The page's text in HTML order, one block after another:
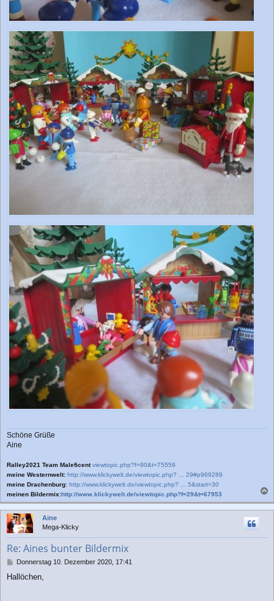
Schöne Grüße
Aine
Ralley2021 Team Maleficent viewtopic.php?f=90&t=75559
meine Westernwelt: http://www.klickywelt.de/viewtopic.php? ... 29#p969289
meine Drachenburg: http://www.klickywelt.de/viewtopic.php? ... 5&start=30
meinen Bildermix:http://www.klickywelt.de/viewtopic.php?f=29&t=67953
a
c
Aine
Mega-Klicky
Re: Aines bunter Bildermix
B
i
Donnerstag 10. Dezember 2020, 17:41
Hallöchen,